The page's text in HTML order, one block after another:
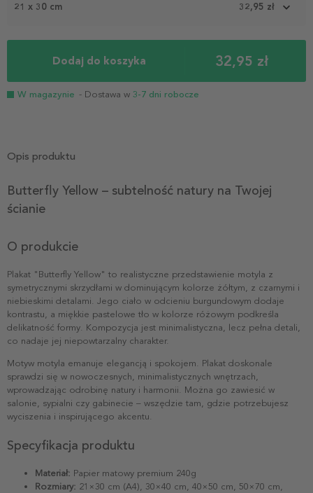
21 x 30 cm 32,95 zł
Dodaj do koszyka 32,95 zł
W magazynie - Dostawa w 3-7 dni robocze
Opis produktu
Butterfly Yellow – subtelność natury na Twojej
ścianie
O produkcie
Plakat "Butterfly Yellow" to realistyczne przedstawienie motyla z
symetrycznymi skrzydłami w dominującym kolorze żółtym, z czarnymi i
niebieskimi detalami. Jego ciało w odcieniu burgundowym dodaje
kontrastu, a miękkie pastelowe tło w kolorze różowym podkreśla
delikatność formy. Kompozycja jest minimalistyczna, lecz pełna detali,
co nadaje jej niepowtarzalny charakter.
Motyw motyla emanuje elegancją i spokojem. Plakat doskonale
sprawdzi się w nowoczesnych, minimalistycznych wnętrzach,
wprowadzając odrobinę natury i harmonii. Można go zawiesić w
salonie, sypialni czy gabinecie – wszędzie tam, gdzie potrzebujesz
wyciszenia i inspirującego akcentu.
Specyfikacja produktu
Materiał: Papier matowy premium 240g
Rozmiary: 21×30 cm (A4), 30×40 cm, 40×50 cm, 50×70 cm,